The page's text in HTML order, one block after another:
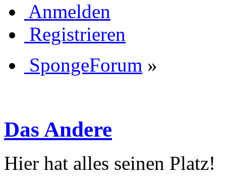
Anmelden
Registrieren
SpongeForum »
Das Andere
Hier hat alles seinen Platz!